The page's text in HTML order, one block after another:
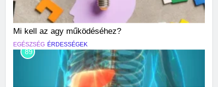
Mi kell az agy működéséhez?
EGÉSZSÉG ÉRDESSÉGEK
89